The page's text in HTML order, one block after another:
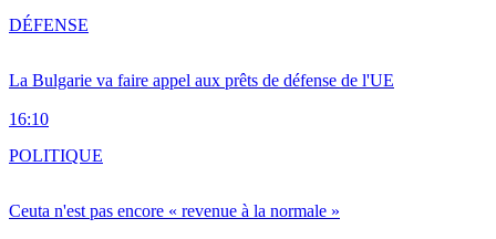
La Bulgarie va faire appel aux prêts de défense de l'UE
16:10
DÉFENSE
Ceuta n'est pas encore « revenue à la normale »
POLITIQUE